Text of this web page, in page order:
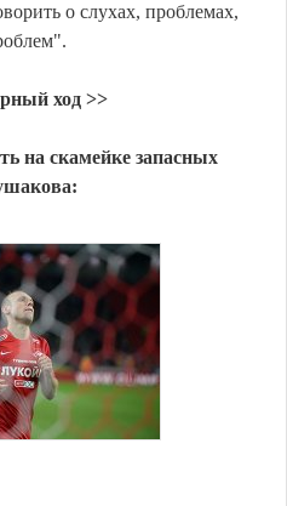
о слухах, проблемах,
ход >>
на скамейке запасных